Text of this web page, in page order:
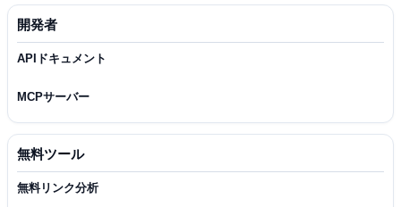
開発者
APIドキュメント
MCPサーバー
無料ツール
無料リンク分析